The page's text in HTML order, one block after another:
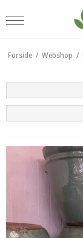
Forside / Webshop /